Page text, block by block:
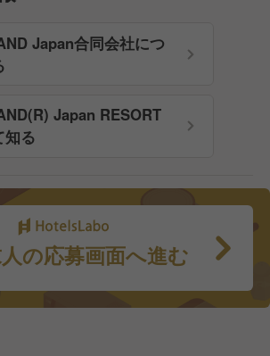
Japan合同会社につ
Japan RESORT
知る
の応募画面へ進む